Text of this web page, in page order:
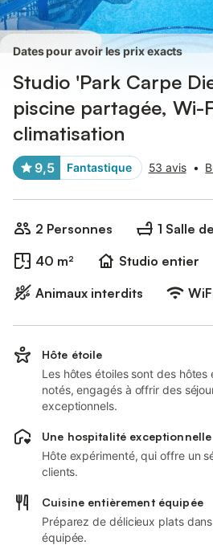
Dates pour avoir les prix exacts
Studio 'Park Carpe
piscine partagée, Wi-
climatisation
9,5 Fantastique 53 avis •
2 Personnes
1 Salle
40 m²
Studio entier
Animaux interdits
Hôte étoile
Les hôtes étoiles sont des
notés, engagés à offrir des
exceptionnels.
Une hospitalité exceptionnelle
Hôte expérimenté, qui offre un
clients.
Cuisine entièrement équipée
Préparez de délicieux plats
équipée.